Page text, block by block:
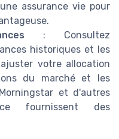
assurance vie pour
: Consultez
historiques et les
votre allocation
du marché et les
et d'autres
fournissent des